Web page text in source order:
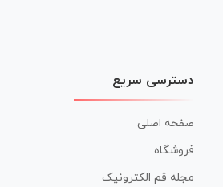
دسترسی سریع
صفحه اصلی
فروشگاه
مجله قم الکترونیک